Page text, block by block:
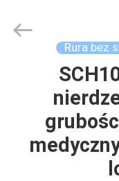
PRODUKTY
INDUSTRIAL
LIMITED.
Rura bez